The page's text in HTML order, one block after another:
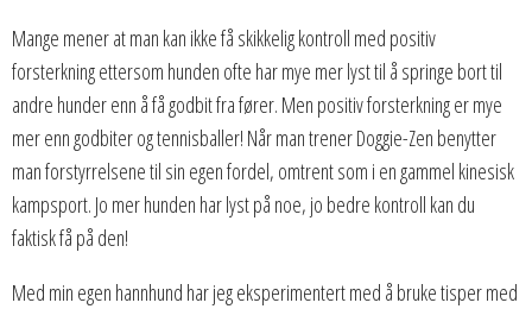
Mange mener at man kan ikke få skikkelig kontroll med positiv
forsterkning ettersom hunden ofte har mye mer lyst til å springe bort til
andre hunder enn å få godbit fra fører. Men positiv forsterkning er mye
mer enn godbiter og tennisballer! Når man trener Doggie-Zen benytter
man forstyrrelsene til sin egen fordel, omtrent som i en gammel kinesisk
kampsport. Jo mer hunden har lyst på noe, jo bedre kontroll kan du
faktisk få på den!
Med min egen hannhund har jeg eksperimentert med å bruke tisper med